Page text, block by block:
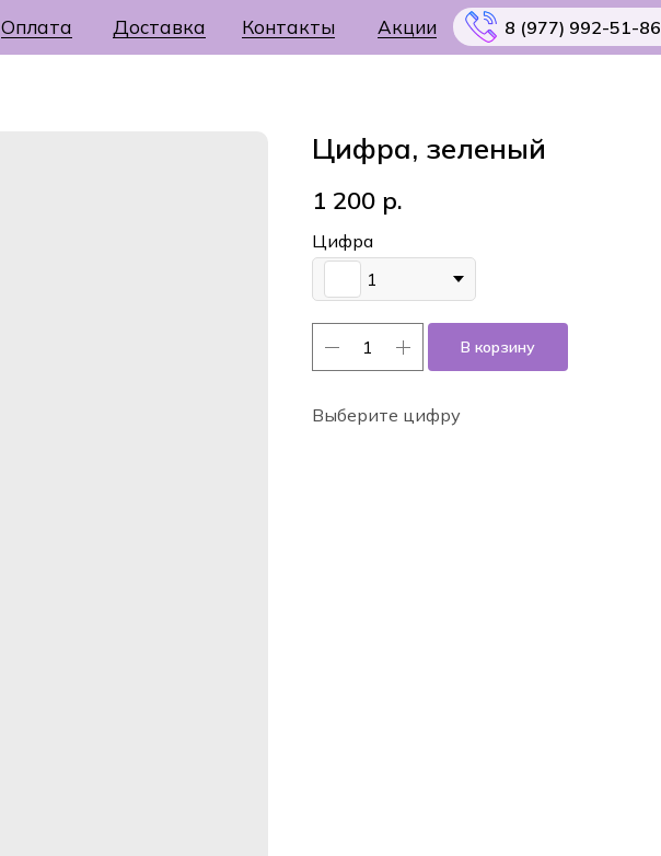
Доставка
Оплата Акции
Контакты 8 (977) 992-51-86
Цифра, зеленый
1 200 р.
Цифра
1
В корзину
Выберите цифру